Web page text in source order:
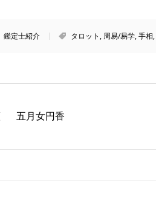
鑑定士紹介 タロット , 周易/易学,手相,
五月女円香